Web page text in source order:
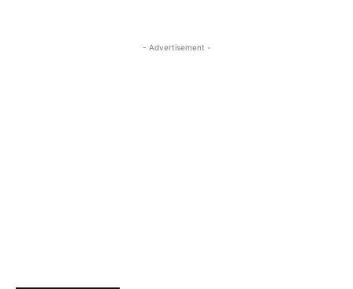
- Advertisement -